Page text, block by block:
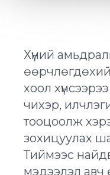
Хүний
хоол
чихэр,
тооцоолж
зохицуулах
Тиймээс
мэдээлэл авч